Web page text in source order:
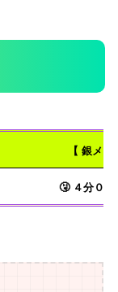
【 銀メダ
🤧 ４分００